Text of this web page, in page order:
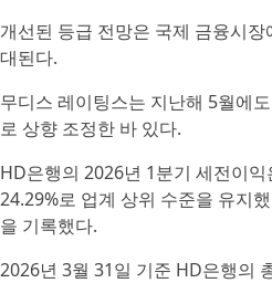
개선된 등급 전망은 국제 금융시
대된다.
무디스 레이팅스는 지난해 5월에
로 상향 조정한 바 있다.
HD은행의 2026년 1분기 세전이
24.29%로 업계 상위 수준을 유지
을 기록했다.
2026년 3월 31일 기준 HD은행의